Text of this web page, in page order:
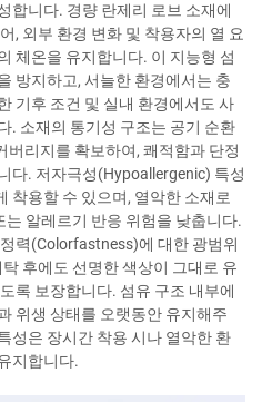
합니다. 경량 란제리 로브 소재에
, 외부 환경 변화 및 착용자의 열 요
체온을 유지합니다. 이 지능형 섬
방지하고, 서늘한 환경에서는 충
기후 조건 및 실내 환경에서도 사
. 소재의 통기성 구조는 공기 순환
리지를 확보하여, 쾌적함과 단정
다. 저자극성(Hypoallergenic) 특성
착용할 수 있으며, 열악한 소재로
는 알레르기 반응 위험을 낮춥니다.
력(Colorfastness)에 대한 광범위
후에도 선명한 색상이 그대로 유
록 보장합니다. 섬유 구조 내부에
위생 상태를 오랫동안 유지해주
성은 장시간 착용 시나 열악한 환
지합니다.